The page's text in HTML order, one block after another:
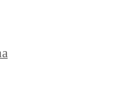
Johanna.
und DIY,